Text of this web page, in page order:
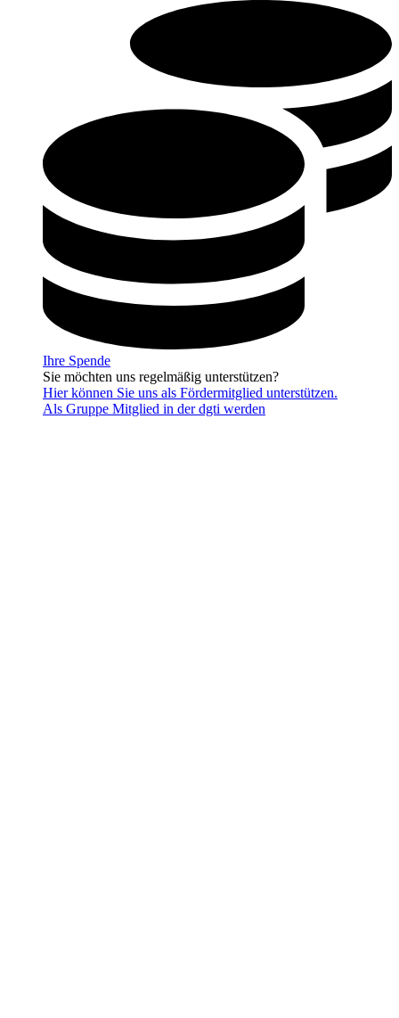
Ihre Spende
Sie möchten uns regelmäßig unterstützen?
Hier können Sie uns als Fördermitglied unterstützen.
Als Gruppe Mitglied in der dgti werden